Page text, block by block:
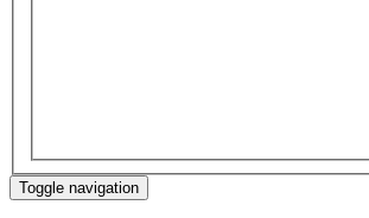
Toggle navigation